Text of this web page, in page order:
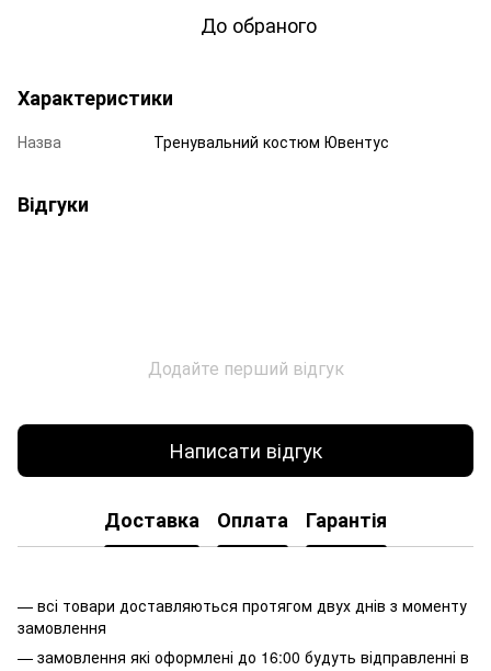
До обраного
Характеристики
Назва Тренувальний костюм Ювентус
Відгуки
Додайте перший відгук
Написати відгук
Доставка Оплата Гарантія
— всі товари доставляються протягом двух днів з моменту
замовлення
— замовлення які оформлені до 16:00 будуть відправленні в